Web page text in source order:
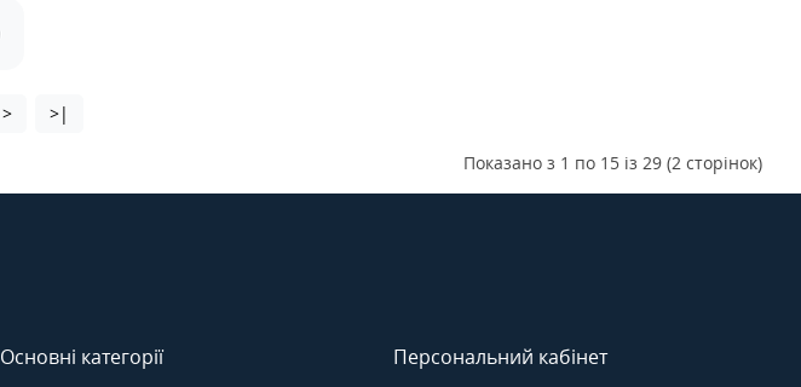
> >|
Показано з 1 по 15 із 29 (2 сторінок)
Основні категорії Персональний кабінет